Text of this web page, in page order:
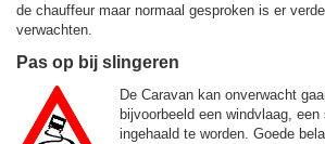
de chauffeur maar normaal gesproken is er
verwachten.
Pas op bij slingeren
De Caravan kan onverwacht
bijvoorbeeld een windvlaag,
ingehaald te worden. Goede